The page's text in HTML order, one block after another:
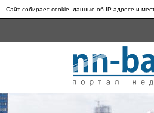
Сайт собирает cookie, данные об IP-адресе и